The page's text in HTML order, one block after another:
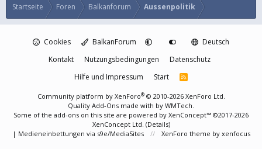
Startseite Foren Balkanforum Aussenpolitik
Cookies BalkanForum
Deutsch
Kontakt
Nutzungsbedingungen
Datenschutz
Hilfe und Impressum
Start
R
S
Community platform by XenForo® © 2010-2026 XenForo Ltd.
Quality Add-Ons made with by WMTech.
Some of the add-ons on this site are powered by XenConcept™ ©2017-2026
XenConcept Ltd. (Details)
| Medieneinbettungen via s9e/MediaSites XenForo theme by xenfocus